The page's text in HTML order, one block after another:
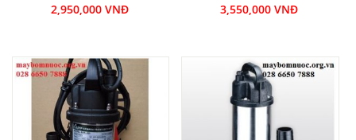
2,950,000 VNĐ 3,550,000 VNĐ